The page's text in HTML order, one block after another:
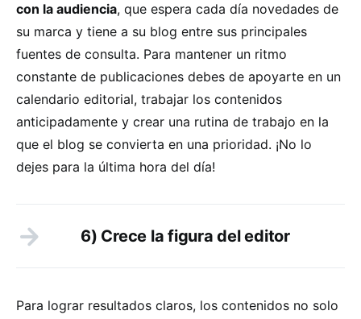
con la audiencia, que espera cada día novedades de
su marca y tiene a su blog entre sus principales
fuentes de consulta. Para mantener un ritmo
constante de publicaciones debes de apoyarte en un
calendario editorial, trabajar los contenidos
anticipadamente y crear una rutina de trabajo en la
que el blog se convierta en una prioridad. ¡No lo
dejes para la última hora del día!
6) Crece la figura del editor
Para lograr resultados claros, los contenidos no solo